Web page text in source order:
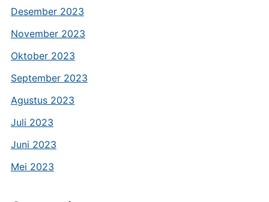
Desember 2023
November 2023
Oktober 2023
September 2023
Agustus 2023
Juli 2023
Juni 2023
Mei 2023